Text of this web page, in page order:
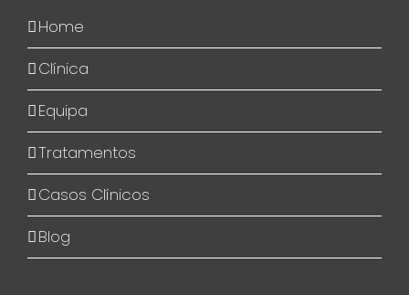
Home
Clínica
Equipa
Tratamentos
Casos Clínicos
Blog